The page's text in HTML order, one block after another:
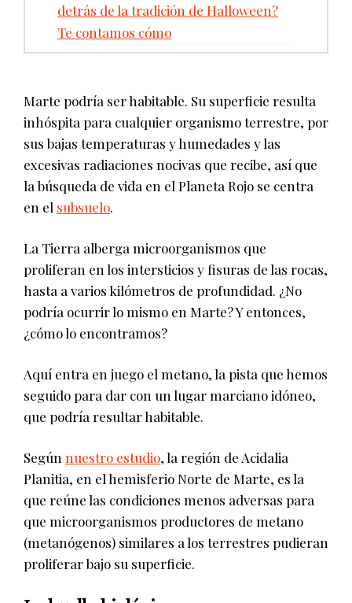
detrás de la tradición de Halloween?
Te contamos cómo
Marte podría ser habitable. Su superficie resulta
inhóspita para cualquier organismo terrestre, por
sus bajas temperaturas y humedades y las
excesivas radiaciones nocivas que recibe, así que
la búsqueda de vida en el Planeta Rojo se centra
en el subsuelo.
La Tierra alberga microorganismos que
proliferan en los intersticios y fisuras de las rocas,
hasta a varios kilómetros de profundidad. ¿No
podría ocurrir lo mismo en Marte? Y entonces,
¿cómo lo encontramos?
Aquí entra en juego el metano, la pista que hemos
seguido para dar con un lugar marciano idóneo,
que podría resultar habitable.
Según nuestro estudio, la región de Acidalia
Planitia, en el hemisferio Norte de Marte, es la
que reúne las condiciones menos adversas para
que microorganismos productores de metano
(metanógenos) similares a los terrestres pudieran
proliferar bajo su superficie.